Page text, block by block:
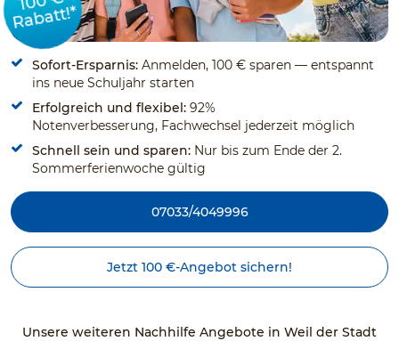
Rabatt!*
Sofort-Ersparnis: Anmelden, 100 € sparen — entspannt
ins neue Schuljahr starten
Erfolgreich und flexibel: 92%
Notenverbesserung, Fachwechsel jederzeit möglich
Schnell sein und sparen: Nur bis zum Ende der 2.
Sommerferienwoche gültig
07033/4049996
Jetzt 100 €-Angebot sichern!
Unsere weiteren Nachhilfe Angebote in Weil der Stadt